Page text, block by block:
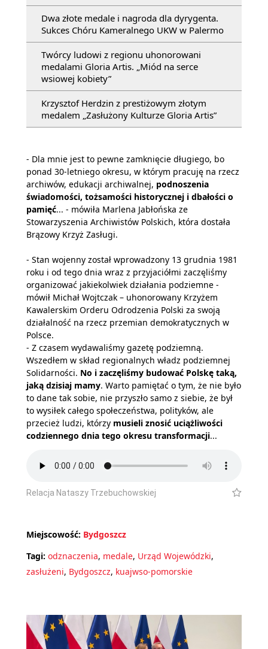
Dwa złote medale i nagroda dla dyrygenta.
Sukces Chóru Kameralnego UKW w Palermo
Twórcy ludowi z regionu uhonorowani
medalami Gloria Artis. „Miód na serce
wsiowej kobiety”
Krzysztof Herdzin z prestiżowym złotym
medalem „Zasłużony Kulturze Gloria Artis”
- Dla mnie jest to pewne zamknięcie długiego, bo
ponad 30-letniego okresu, w którym pracuję na rzecz
archiwów, edukacji archiwalnej, podnoszenia
świadomości, tożsamości historycznej i dbałości o
pamięć... - mówiła Marlena Jabłońska ze
Stowarzyszenia Archiwistów Polskich, która dostała
Brązowy Krzyż Zasługi.
- Stan wojenny został wprowadzony 13 grudnia 1981
roku i od tego dnia wraz z przyjaciółmi zaczęliśmy
organizować jakiekolwiek działania podziemne -
mówił Michał Wojtczak – uhonorowany Krzyżem
Kawalerskim Orderu Odrodzenia Polski za swoją
działalność na rzecz przemian demokratycznych w
Polsce.
- Z czasem wydawaliśmy gazetę podziemną.
Wszedłem w skład regionalnych władz podziemnej
Solidarności. No i zaczęliśmy budować Polskę taką,
jaką dzisiaj mamy. Warto pamiętać o tym, że nie było
to dane tak sobie, nie przyszło samo z siebie, że był
to wysiłek całego społeczeństwa, polityków, ale
przecież ludzi, którzy musieli znosić uciążliwości
codziennego dnia tego okresu transformacji...
Relacja Nataszy Trzebuchowskiej
Miejscowość: Bydgoszcz
Tagi: odznaczenia, medale, Urząd Wojewódzki,
zasłużeni, Bydgoszcz, kuajwso-pomorskie